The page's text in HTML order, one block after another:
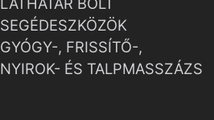
SEGÉDESZKÖZÖK
GYÓGY-, FRISSÍTŐ-,
NYIROK- ÉS TALPMASSZÁZS